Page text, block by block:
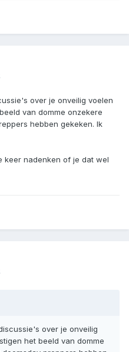
over je onveilig voelen
van domme onzekere
hebben gekeken. Ik
keer nadenken of je dat wel
over je onveilig
het beeld van domme